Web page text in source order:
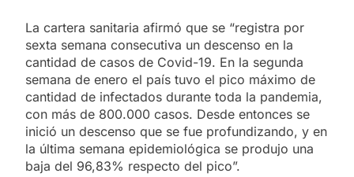
La cartera sanitaria afirmó que se “registra por
sexta semana consecutiva un descenso en la
cantidad de casos de Covid-19. En la segunda
semana de enero el país tuvo el pico máximo de
cantidad de infectados durante toda la pandemia,
con más de 800.000 casos. Desde entonces se
inició un descenso que se fue profundizando, y en
la última semana epidemiológica se produjo una
baja del 96,83% respecto del pico”.